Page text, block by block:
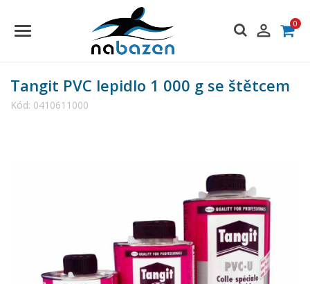
 0
Tangit PVC lepidlo 1 000 g se štětcem
Kód: 0410611000